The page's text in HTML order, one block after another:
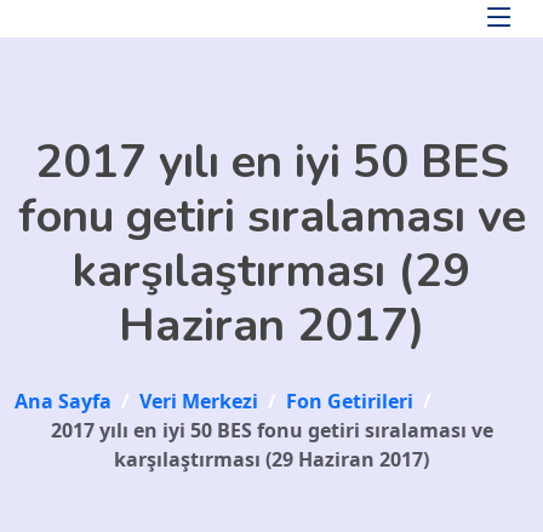
2017 yılı en iyi 50 BES
fonu getiri sıralaması ve
karşılaştırması (29
Haziran 2017)
Ana Sayfa / Veri Merkezi / Fon Getirileri /
2017 yılı en iyi 50 BES fonu getiri sıralaması ve
karşılaştırması (29 Haziran 2017)